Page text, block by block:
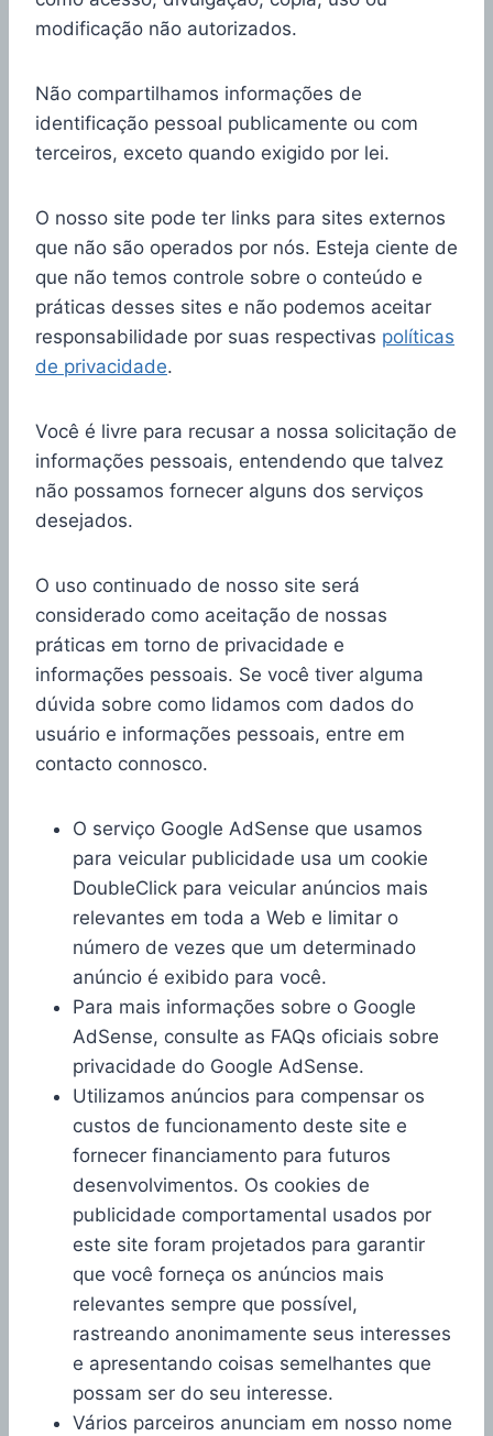
modificação não autorizados.
Não compartilhamos informações de
identificação pessoal publicamente ou com
terceiros, exceto quando exigido por lei.
O nosso site pode ter links para sites externos
que não são operados por nós. Esteja ciente de
que não temos controle sobre o conteúdo e
práticas desses sites e não podemos aceitar
responsabilidade por suas respectivas políticas
de privacidade.
Você é livre para recusar a nossa solicitação de
informações pessoais, entendendo que talvez
não possamos fornecer alguns dos serviços
desejados.
O uso continuado de nosso site será
considerado como aceitação de nossas
práticas em torno de privacidade e
informações pessoais. Se você tiver alguma
dúvida sobre como lidamos com dados do
usuário e informações pessoais, entre em
contacto connosco.
O serviço Google AdSense que usamos
para veicular publicidade usa um cookie
DoubleClick para veicular anúncios mais
relevantes em toda a Web e limitar o
número de vezes que um determinado
anúncio é exibido para você.
Para mais informações sobre o Google
AdSense, consulte as FAQs oficiais sobre
privacidade do Google AdSense.
Utilizamos anúncios para compensar os
custos de funcionamento deste site e
fornecer financiamento para futuros
desenvolvimentos. Os cookies de
publicidade comportamental usados ​​por
este site foram projetados para garantir
que você forneça os anúncios mais
relevantes sempre que possível,
rastreando anonimamente seus interesses
e apresentando coisas semelhantes que
possam ser do seu interesse.
Vários parceiros anunciam em nosso nome